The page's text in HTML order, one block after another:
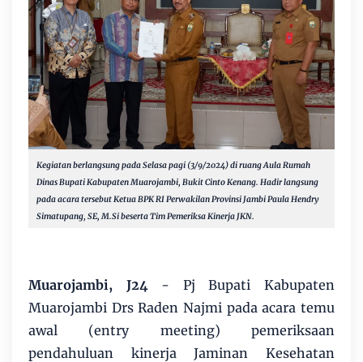
Kegiatan berlangsung pada Selasa pagi (3/9/2024) di ruang Aula Rumah
Dinas Bupati Kabupaten Muarojambi, Bukit Cinto Kenang. Hadir langsung
pada acara tersebut Ketua BPK RI Perwakilan Provinsi Jambi Paula Hendry
Simatupang, SE, M.Si beserta Tim Pemeriksa Kinerja JKN.
Muarojambi, J24- Pj Bupati Kabupaten
Muarojambi Drs Raden Najmi pada acara temu
awal (entry meeting) pemeriksaan
pendahuluan kinerja Jaminan Kesehatan